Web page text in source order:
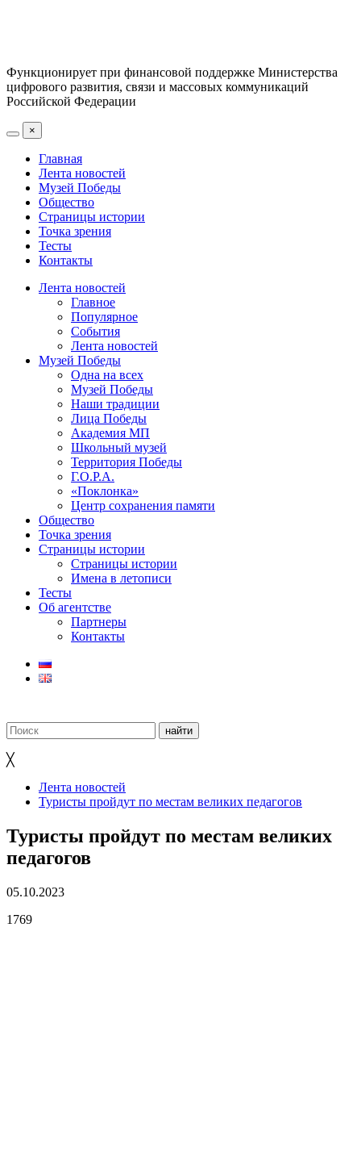
Функционирует при финансовой поддержке Министерства
цифрового развития, связи и массовых коммуникаций
Российской Федерации
×
Главная
Лента новостей
Музей Победы
Общество
Страницы истории
Точка зрения
Тесты
Контакты
Лента новостей
Главное
Популярное
События
Лента новостей
Музей Победы
Одна на всех
Музей Победы
Наши традиции
Лица Победы
Академия МП
Школьный музей
Территория Победы
Г.О.Р.А.
«Поклонка»
Центр сохранения памяти
Общество
Точка зрения
Страницы истории
Страницы истории
Имена в летописи
Тесты
Об агентстве
Партнеры
Контакты
╳
Лента новостей
Туристы пройдут по местам великих педагогов
Туристы пройдут по местам великих
педагогов
05.10.2023
1769